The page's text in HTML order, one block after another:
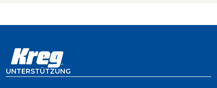
UNTERSTÜTZUNG